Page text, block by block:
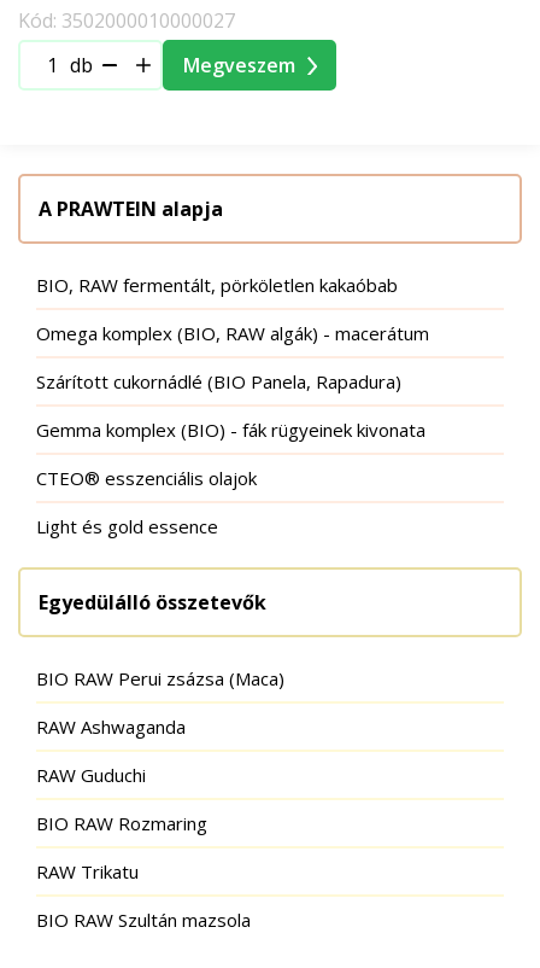
Kód: 3502000010000027
db
Megveszem
A PRAWTEIN alapja
BIO, RAW fermentált, pörköletlen kakaóbab
Omega komplex (BIO, RAW algák) - macerátum
Szárított cukornádlé (BIO Panela, Rapadura)
Gemma komplex (BIO) - fák rügyeinek kivonata
CTEO® esszenciális olajok
Light és gold essence
Egyedülálló összetevők
BIO RAW Perui zsázsa (Maca)
RAW Ashwaganda
RAW Guduchi
BIO RAW Rozmaring
RAW Trikatu
BIO RAW Szultán mazsola